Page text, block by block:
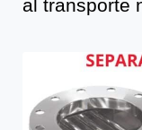
al transporte